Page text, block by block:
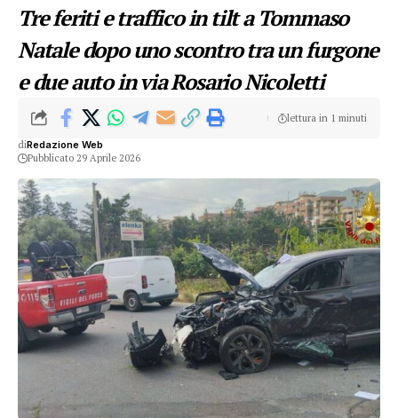
Tre feriti e traffico in tilt a Tommaso
Natale dopo uno scontro tra un furgone
e due auto in via Rosario Nicoletti
diRedazione Web
Pubblicato 29 Aprile 2026
lettura in 1 minuti